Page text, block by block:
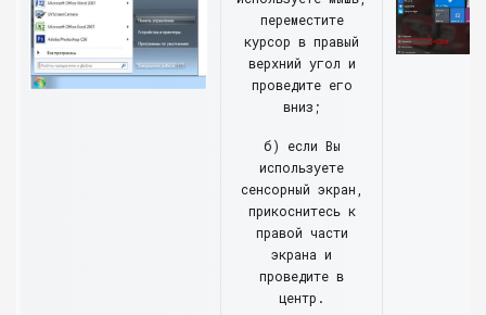
переместите
курсор в правый
верхний угол и
проведите его
вниз;
б) если Вы
используете
сенсорный экран,
прикоснитесь к
правой части
экрана и
проведите в
центр.